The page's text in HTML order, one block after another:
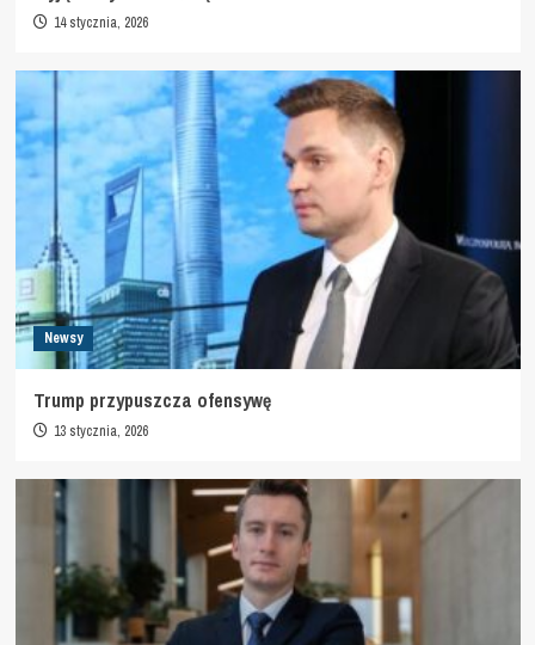
14 stycznia, 2026
Newsy
Trump przypuszcza ofensywę
13 stycznia, 2026